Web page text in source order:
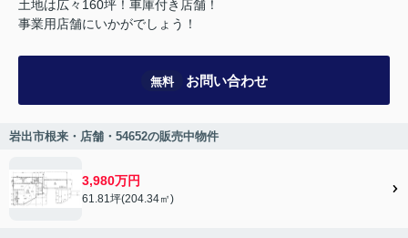
土地は広々160坪！車庫付き店舗！
事業用店舗にいかがでしょう！
無料 お問い合わせ
岩出市根来・店舗・54652の販売中物件
3,980万円
61.81坪(204.34㎡)